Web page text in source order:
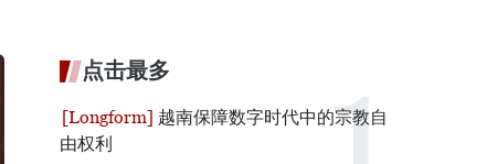
点击最多
越南保障数字时代中的宗教自
由权利